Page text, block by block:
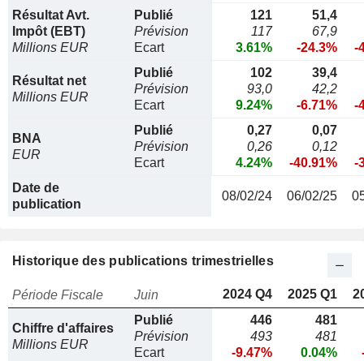
Résultat Avt.
Impôt (EBT)
Millions EUR
Publié
Prévision
Ecart
121
117
3.61%
51,4
67,9
-24.3%
-
Résultat net
Millions EUR
Publié
Prévision
Ecart
102
93,0
9.24%
39,4
42,2
-6.71%
-
BNA
EUR
Publié
Prévision
Ecart
0,27
0,26
4.24%
0,07
0,12
-40.91%
-
Date de
publication
08/02/24 06/02/25
Historique des publications trimestrielles
Période Fiscale Juin 2024 Q4 2025 Q1
Chiffre d'affaires
Millions EUR
Publié
Prévision
Ecart
446
493
-9.47%
481
481
0.04%